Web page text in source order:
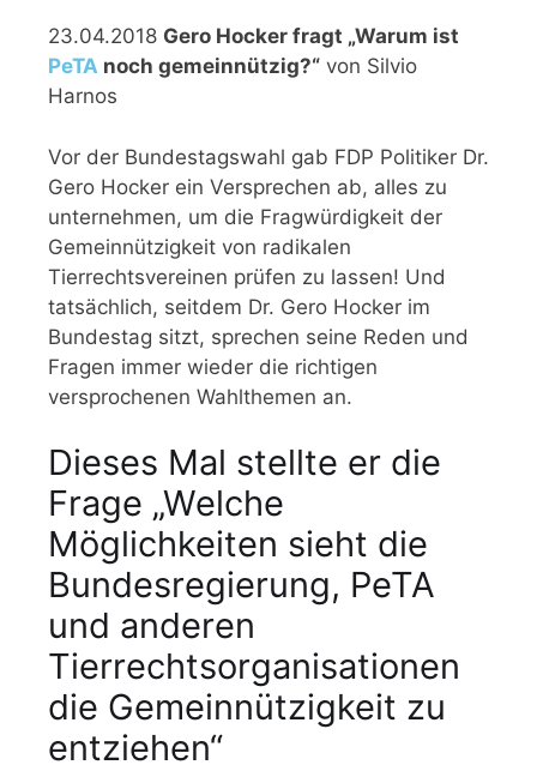
23.04.2018 Gero Hocker fragt „Warum ist
PeTA noch gemeinnützig?“ von Silvio
Harnos
Vor der Bundestagswahl gab FDP Politiker Dr.
Gero Hocker ein Versprechen ab, alles zu
unternehmen, um die Fragwürdigkeit der
Gemeinnützigkeit von radikalen
Tierrechtsvereinen prüfen zu lassen! Und
tatsächlich, seitdem Dr. Gero Hocker im
Bundestag sitzt, sprechen seine Reden und
Fragen immer wieder die richtigen
versprochenen Wahlthemen an.
Dieses Mal stellte er die
Frage „Welche
Möglichkeiten sieht die
Bundesregierung, PeTA
und anderen
Tierrechtsorganisationen
die Gemeinnützigkeit zu
entziehen“